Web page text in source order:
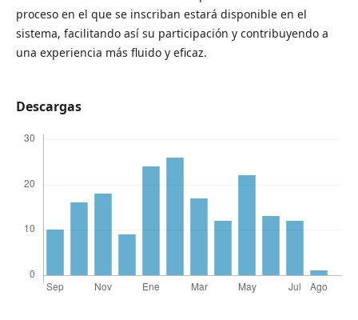
proceso en el que se inscriban estará disponible en el
sistema, facilitando así su participación y contribuyendo a
una experiencia más fluido y eficaz.
Descargas